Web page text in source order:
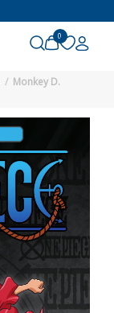
0
Monkey D.